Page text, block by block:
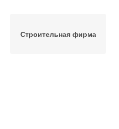
Строительная фирма